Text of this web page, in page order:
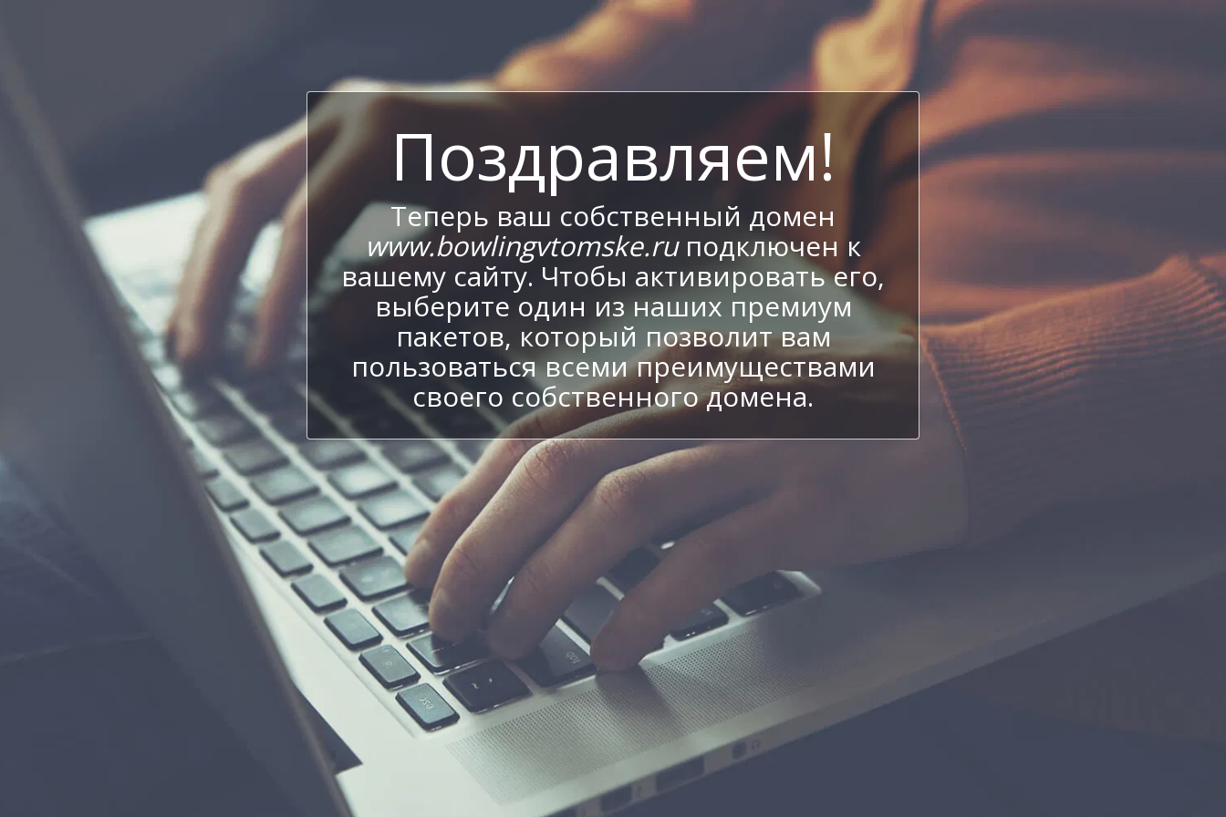
Поздравляем!
Теперь ваш собственный домен
www.bowlingvtomske.ruподключен к
вашему сайту. Чтобы активировать его,
выберите один из наших премиум
пакетов, который позволит вам
пользоваться всеми преимуществами
своего собственного домена.